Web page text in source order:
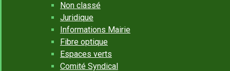
Non classé
Juridique
Informations Mairie
Fibre optique
Espaces verts
Comité Syndical